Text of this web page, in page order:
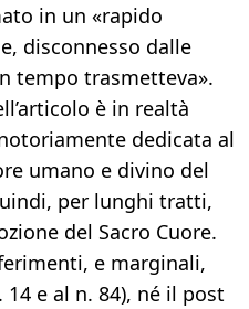
in un «rapido
disconnesso dalle
tempo trasmetteva».
è in realtà
dedicata al
umano e divino del
per lunghi tratti,
del Sacro Cuore.
e marginali,
e al n. 84), né il post